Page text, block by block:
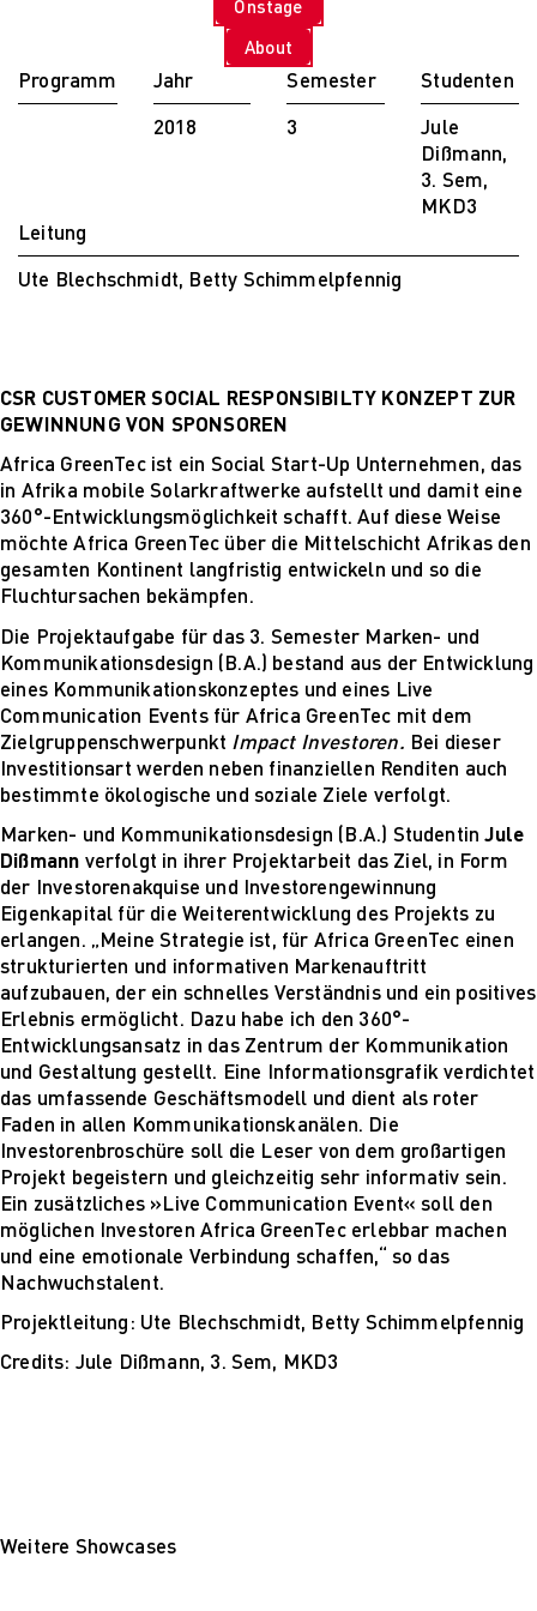
Creative
Management
Master Lecture
Fashion and Design
Studies
Vortragsreihe „Was
Digital and Technical
Technical Futures
2019 Künstliche
Intelligenz
Mehr nachhaltige
algorithmische
The next wave of
disruptive fashion
tech
Sustainable Design
and Management
Sustainable Design
and Management
Utopie oder Realität
Ethische
Herausforderungen
der Digitalisierung
Lehrpersonal
Alumni
Blog
Projekte: Archiv
Presse
Jobs
Für Unternehmen
Onstage
About
Programm
Jahr
2018
Semester
3
Studenten
Jule
Dißmann,
3. Sem,
MKD3
Leitung
Ute Blechschmidt, Betty Schimmelpfennig
CSR CUSTOMER SOCIAL RESPONSIBILTY KONZEPT ZUR
GEWINNUNG VON SPONSOREN
Africa GreenTec ist ein Social Start-Up Unternehmen, das
in Afrika mobile Solarkraftwerke aufstellt und damit eine
360°-Entwicklungsmöglichkeit schafft. Auf diese Weise
möchte Africa GreenTec über die Mittelschicht Afrikas den
gesamten Kontinent langfristig entwickeln und so die
Fluchtursachen bekämpfen.
Die Projektaufgabe für das 3. Semester Marken- und
Kommunikationsdesign (B.A.) bestand aus der Entwicklung
eines Kommunikationskonzeptes und eines Live
Communication Events für Africa GreenTec mit dem
Zielgruppenschwerpunkt Impact Investoren. Bei dieser
Investitionsart werden neben finanziellen Renditen auch
bestimmte ökologische und soziale Ziele verfolgt.
Marken- und Kommunikationsdesign (B.A.) StudentinJule
Dißmann verfolgt in ihrer Projektarbeit das Ziel, in Form
der Investorenakquise und Investorengewinnung
Eigenkapital für die Weiterentwicklung des Projekts zu
erlangen. „Meine Strategie ist, für Africa GreenTec einen
strukturierten und informativen Markenauftritt
aufzubauen, der ein schnelles Verständnis und ein positives
Erlebnis ermöglicht. Dazu habe ich den 360°-
Entwicklungsansatz in das Zentrum der Kommunikation
und Gestaltung gestellt. Eine Informationsgrafik verdichtet
das umfassende Geschäftsmodell und dient als roter
Faden in allen Kommunikationskanälen. Die
Investorenbroschüre soll die Leser von dem großartigen
Projekt begeistern und gleichzeitig sehr informativ sein.
Ein zusätzliches »Live Communication Event« soll den
möglichen Investoren Africa GreenTec erlebbar machen
und eine emotionale Verbindung schaffen,“ so das
Nachwuchstalent.
Projektleitung: Ute Blechschmidt, Betty Schimmelpfennig
Credits: Jule Dißmann, 3. Sem, MKD3
Weitere Showcases